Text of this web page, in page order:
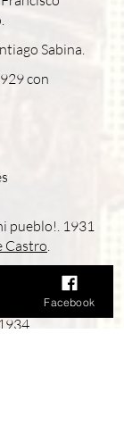
Sabina.
con
pueblo!. 1931
Castro.
Facebook